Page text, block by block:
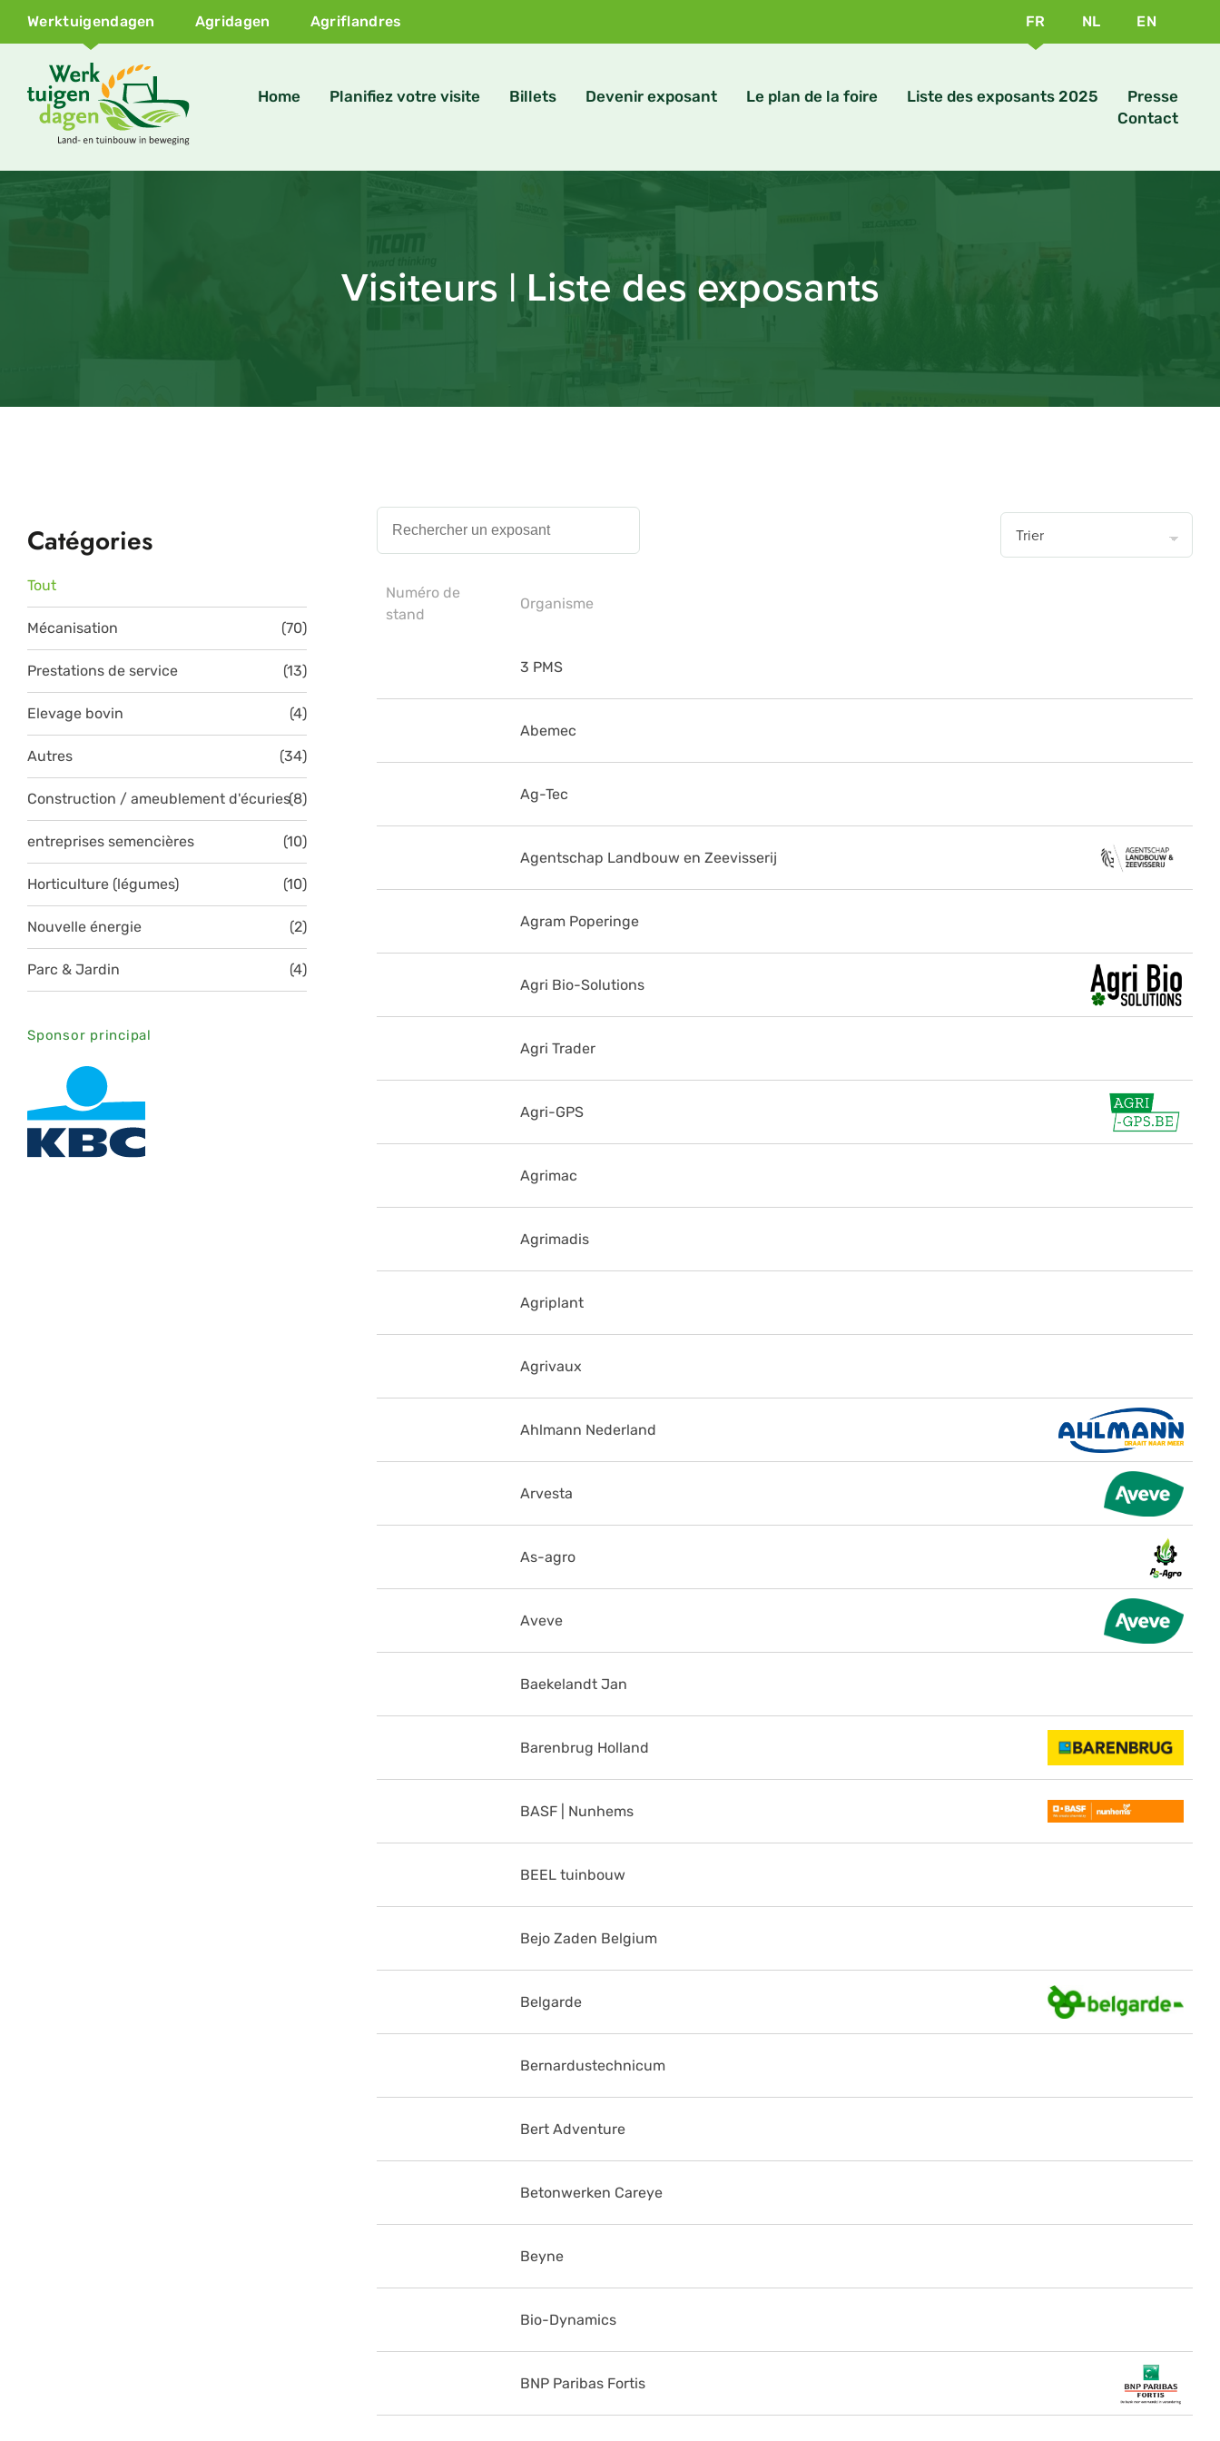
Werktuigendagen Agridagen Agriflandres FR NL EN
Home Planifiez votre visite Billets Devenir exposant Le plan de la foire Liste des exposants 2025
Presse
Contact
Visiteurs | Liste des exposants
Catégories
Tout
Mécanisation (70)
Prestations de service (13)
Elevage bovin (4)
Autres (34)
Construction / ameublement d'écuries(8)
entreprises semencières (10)
Horticulture (légumes) (10)
Nouvelle énergie (2)
Parc & Jardin (4)
Sponsor principal
Numéro de
stand
Organisme
3 PMS
Abemec
Ag-Tec
Agentschap Landbouw en Zeevisserij
Agram Poperinge
Agri Bio-Solutions
Agri Trader
Agri-GPS
Agrimac
Agrimadis
Agriplant
Agrivaux
Ahlmann Nederland
Arvesta
As-agro
Aveve
Baekelandt Jan
Barenbrug Holland
BASF | Nunhems
BEEL tuinbouw
Bejo Zaden Belgium
Belgarde
Bernardustechnicum
Bert Adventure
Betonwerken Careye
Beyne
Bio-Dynamics
BNP Paribas Fortis